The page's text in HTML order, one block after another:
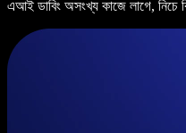
এআই ডাবিং অসংখ্য কাজে লাগে, নিচে